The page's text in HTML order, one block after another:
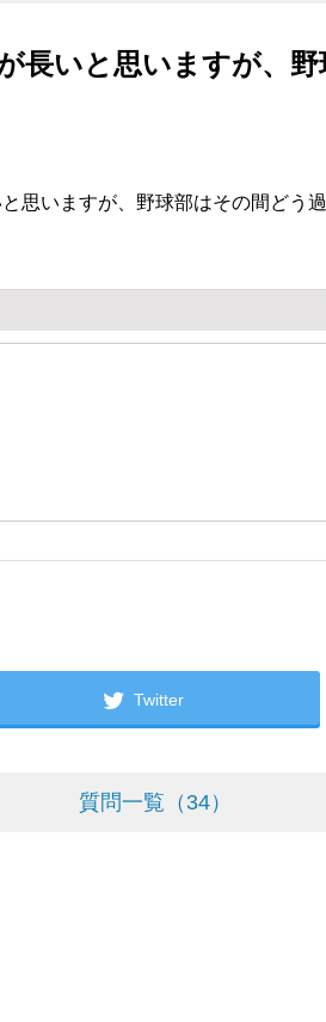
長いと思いますが、野
思いますが、野球部はその間どう
Twitter
質問一覧 34